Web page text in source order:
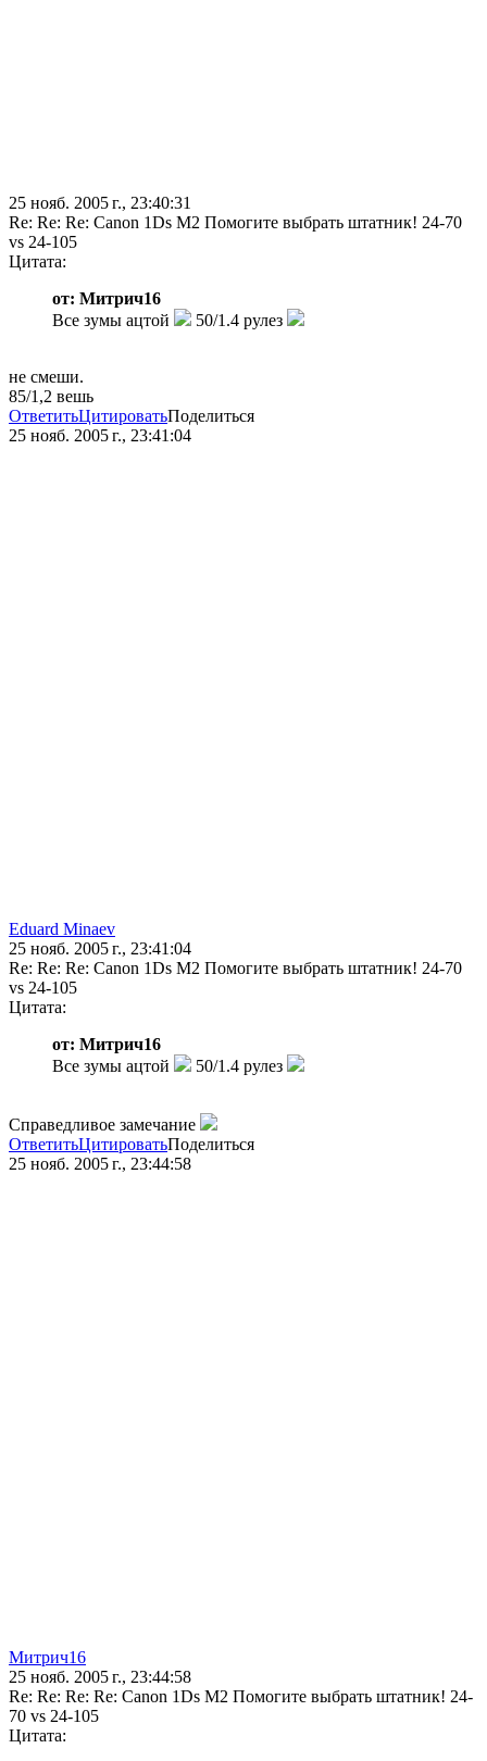
25 нояб. 2005 г., 23:40:31
Re: Re: Re: Canon 1Ds M2 Помогите выбрать штатник! 24-70
vs 24-105
Цитата:
от: Митрич16
Все зумы ацтой
50/1.4 рулез
не смеши.
85/1,2 вешь
ОтветитьЦитироватьПоделиться
25 нояб. 2005 г., 23:41:04
Eduard Minaev
25 нояб. 2005 г., 23:41:04
Re: Re: Re: Canon 1Ds M2 Помогите выбрать штатник! 24-70
vs 24-105
Цитата:
от: Митрич16
Все зумы ацтой
50/1.4 рулез
Справедливое замечание
ОтветитьЦитироватьПоделиться
25 нояб. 2005 г., 23:44:58
Митрич16
25 нояб. 2005 г., 23:44:58
Re: Re: Re: Re: Canon 1Ds M2 Помогите выбрать штатник! 24-
70 vs 24-105
Цитата: